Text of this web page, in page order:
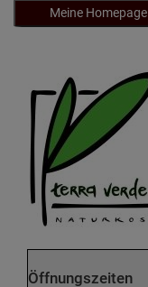
Meine Homepage
Öffnungszeiten